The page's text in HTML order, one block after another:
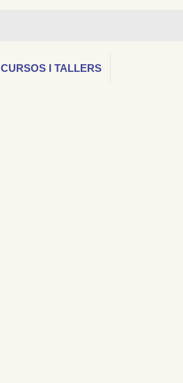
CURSOS I TALLERS